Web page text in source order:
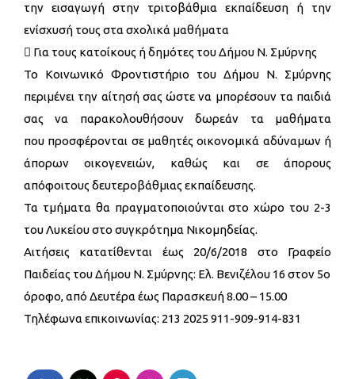
την εισαγωγή στην τριτοβάθμια εκπαίδευση ή την
ενίσχυσή τους στα σχολικά μαθήματα
 Για τους κατοίκους ή δημότες του Δήμου Ν. Σμύρνης
Το Κοινωνικό Φροντιστήριο του Δήμου Ν. Σμύρνης
περιμένει την αίτησή σας ώστε να μπορέσουν τα παιδιά
σας να παρακολουθήσουν δωρεάν τα μαθήματα
που προσφέρονται σε μαθητές οικονομικά αδύναμων ή
άπορων οικογενειών, καθώς και σε άπορους
απόφοιτους δευτεροβάθμιας εκπαίδευσης.
Τα τμήματα θα πραγματοποιούνται στο χώρο του 2-3
του Λυκείου στο συγκρότημα Νικομηδείας.
Αιτήσεις κατατίθενται έως 20/6/2018 στο Γραφείο
Παιδείας του Δήμου Ν. Σμύρνης: Ελ. Βενιζέλου 16 στον 5ο
όροφο, από Δευτέρα έως Παρασκευή 8.00 – 15.00
Τηλέφωνα επικοινωνίας: 213 2025 911-909-914-831